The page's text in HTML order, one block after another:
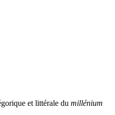
et littérale du millénium